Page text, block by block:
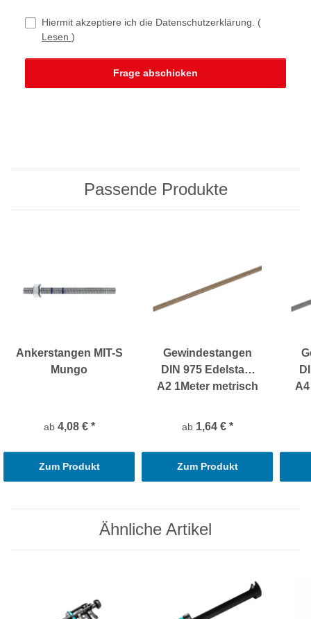
Hiermit akzeptiere ich die Datenschutzerklärung. (
Lesen )
Frage abschicken
Passende Produkte
Ankerstangen MIT-S
Mungo
ab 4,08 € *
Zum Produkt
Gewindestangen
DIN 975 Edelstahl
A2 1Meter metrisch
ab 1,64 € *
Zum Produkt
Ähnliche Artikel